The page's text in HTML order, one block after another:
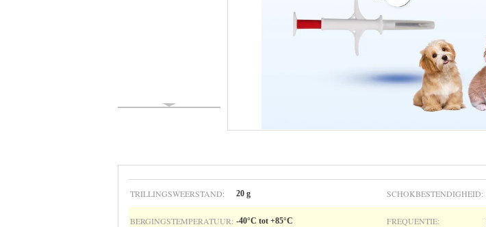
TRILLINGSWEERSTAND: 20 g SCHOKBESTENDIGHEID:
BERGINGSTEMPERATUUR: -40°C tot +85°C FREQUENTIE: